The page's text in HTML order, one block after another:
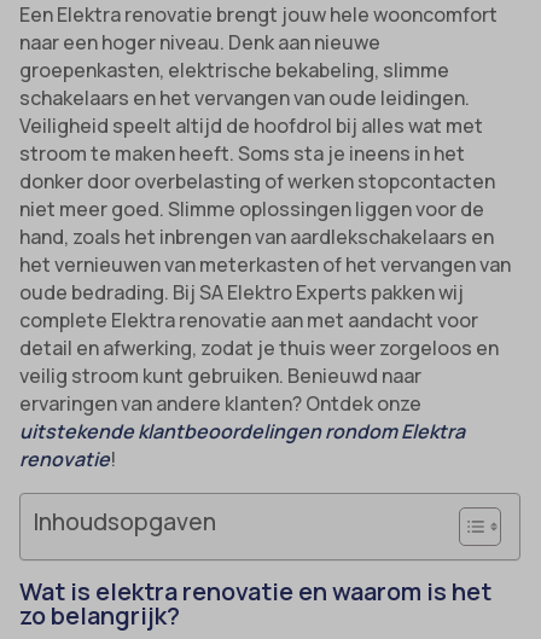
Een Elektra renovatie brengt jouw hele wooncomfort
naar een hoger niveau. Denk aan nieuwe
groepenkasten, elektrische bekabeling, slimme
schakelaars en het vervangen van oude leidingen.
Veiligheid speelt altijd de hoofdrol bij alles wat met
stroom te maken heeft. Soms sta je ineens in het
donker door overbelasting of werken stopcontacten
niet meer goed. Slimme oplossingen liggen voor de
hand, zoals het inbrengen van aardlekschakelaars en
het vernieuwen van meterkasten of het vervangen van
oude bedrading. Bij SA Elektro Experts pakken wij
complete Elektra renovatie aan met aandacht voor
detail en afwerking, zodat je thuis weer zorgeloos en
veilig stroom kunt gebruiken. Benieuwd naar
ervaringen van andere klanten? Ontdek onze
uitstekende klantbeoordelingen rondom Elektra
renovatie!
Inhoudsopgaven
Wat is elektra renovatie en waarom is het
zo belangrijk?